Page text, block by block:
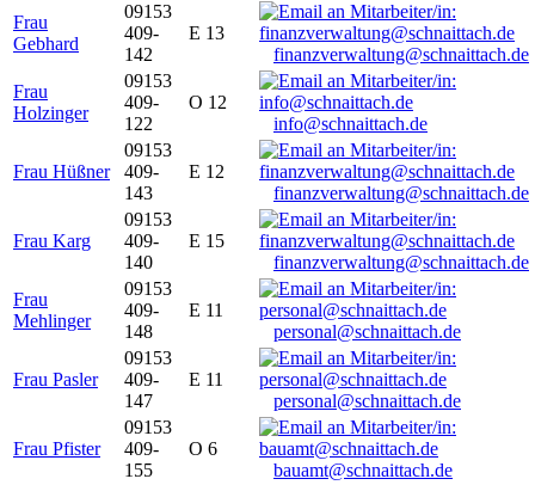
Frau
Gebhard
09153
409-
142
E 13
finanzverwaltung@schnaittach.de
Frau
Holzinger
09153
409-
122
O 12
info@schnaittach.de
Frau Hüßner
09153
409-
143
E 12
finanzverwaltung@schnaittach.de
Frau Karg
09153
409-
140
E 15
finanzverwaltung@schnaittach.de
Frau
Mehlinger
09153
409-
148
E 11
personal@schnaittach.de
Frau Pasler
09153
409-
147
E 11
personal@schnaittach.de
Frau Pfister
09153
409-
155
O 6
bauamt@schnaittach.de